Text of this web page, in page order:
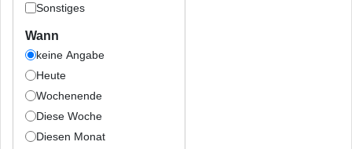
Sonstiges
Wann
keine Angabe
Heute
Wochenende
Diese Woche
Diesen Monat